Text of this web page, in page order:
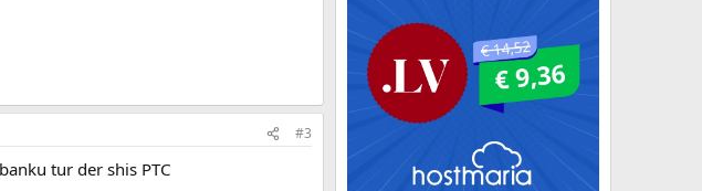
#3
tur der shis PTC